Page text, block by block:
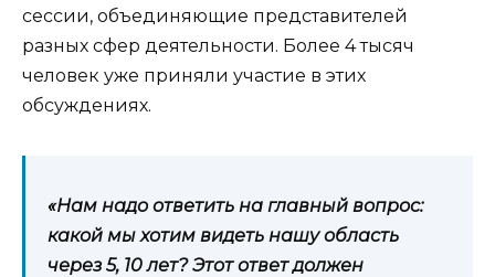
сессии, объединяющие представителей
разных сфер деятельности. Более 4 тысяч
человек уже приняли участие в этих
обсуждениях.
«Нам надо ответить на главный вопрос:
какой мы хотим видеть нашу область
через 5, 10 лет? Этот ответ должен